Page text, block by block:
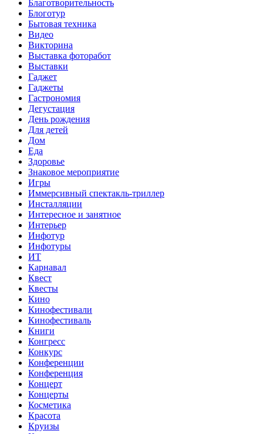
Благотворительность
Блоготур
Бытовая техника
Видео
Викторина
Выставка фоторабот
Выставки
Гаджет
Гаджеты
Гастрономия
Дегустация
День рождения
Для детей
Дом
Еда
Здоровье
Знаковое мероприятие
Игры
Иммерсивный спектакль-триллер
Инсталляции
Интересное и занятное
Интерьер
Инфотур
Инфотуры
ИТ
Карнавал
Квест
Квесты
Кино
Кинофестивали
Кинофестиваль
Книги
Конгресс
Конкурс
Конференции
Конференция
Концерт
Концерты
Косметика
Красота
Круизы